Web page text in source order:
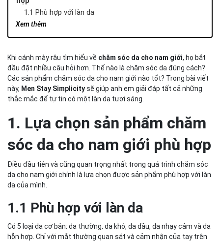
Xem thêm
1.1 Phù hợp với làn da
1.2 Lưu ý thành phần
2. Các bước đơn giản để chăm sóc da cho nam giới
Bước 2: Dưỡng ẩm ngày 2 lần
Bước 3: Sử dụng kem chống nắng vào ban ngày
3. Quy trình chăm sóc da chuyên sâu
4. Chế độ ăn uống lành mạnh
tín
6. Kết luận
Khi cánh mày râu tìm hiểu về chăm sóc da cho nam giới, họ bắt
đầu đặt nhiều câu hỏi hơn. Thế nào là chăm sóc da đúng cách?
Các sản phẩm chăm sóc da cho nam giới nào tốt? Trong bài viết
này, Men Stay Simplicitysẽ giúp anh em giải đáp tất cả những
thắc mắc để tự tin có một làn da tươi sáng.
1. Lựa chọn sản phẩm chăm
sóc da cho nam giới phù hợp
Điều đầu tiên và cũng quan trọng nhất trong quá trình chăm sóc
da cho nam giới chính là lựa chọn được sản phẩm phù hợp với làn
da của mình.
1.1 Phù hợp với làn da
Có 5 loại da cơ bản: da thường, da khô, da dầu, da nhạy cảm và da
hỗn hợp. Chỉ với mắt thường quan sát và cảm nhận của tay trên